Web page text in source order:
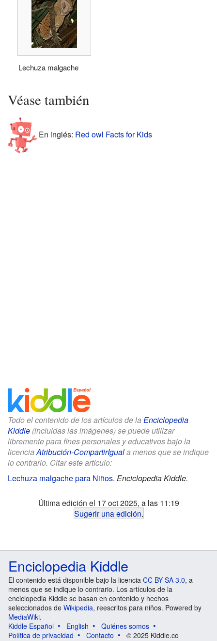
Lechuza malgache
Véase también
En inglés: Red owl Facts for Kids
Todo el contenido de los artículos de la Enciclopedia
Kiddle (incluidas las imágenes) se puede utilizar
libremente para fines personales y educativos bajo la
licenciaAtribución-CompartirIguala menos que se indique
lo contrario. Citar este artículo:
Lechuza malgache para Niños. Enciclopedia Kiddle.
Última edición el 17 oct 2025, a las 11:19
Sugerir una edición.
Enciclopedia Kiddle
El contenido está disponible bajo la licencia CC BY-SA 3.0, a
menos que se indique lo contrario. Los artículos de la
enciclopedia Kiddle se basan en contenido y hechos
seleccionados de Wikipedia, reescritos para niños. Powered by
MediaWiki.
Kiddle Español
English
Quiénes somos
Política de privacidad
Contacto © 2025 Kiddle.co